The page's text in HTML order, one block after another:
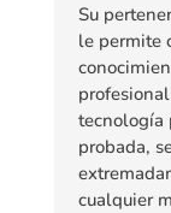
Su
le permite
tecnología
probada,
cualquier